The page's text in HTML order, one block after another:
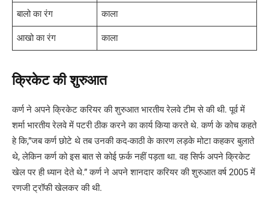
बालो का रंग काला
आखो का रंग काला
क्रिकेट की शुरुआत
कर्ण ने अपने क्रिकेट करियर की शुरुआत भारतीय रेलवे टीम से की थी. पूर्व में
शर्मा भारतीय रेलवे में पटरी ठीक करने का कार्य किया करते थे. कर्ण के कोच कहते
हे कि,”जब कर्ण छोटे थे तब उनकी कद-काठी के कारण लड़के मोटा कहकर बुलाते
थे, लेकिन कर्ण को इस बात से कोई फ़र्क नहीं पड़ता था. वह सिर्फ अपने क्रिकेट
खेल पर ही ध्यान देते थे.” कर्ण ने अपने शानदार करियर की शुरुआत वर्ष 2005 में
रणजी ट्रॉफी खेलकर की थी.